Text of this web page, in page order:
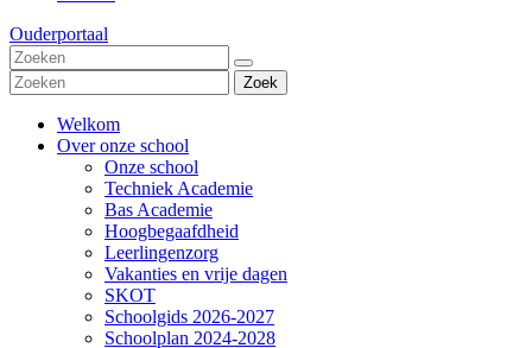
Ouderportaal
Zoek
Welkom
Over onze school
Onze school
Techniek Academie
Bas Academie
Hoogbegaafdheid
Leerlingenzorg
Vakanties en vrije dagen
SKOT
Schoolgids 2026-2027
Schoolplan 2024-2028